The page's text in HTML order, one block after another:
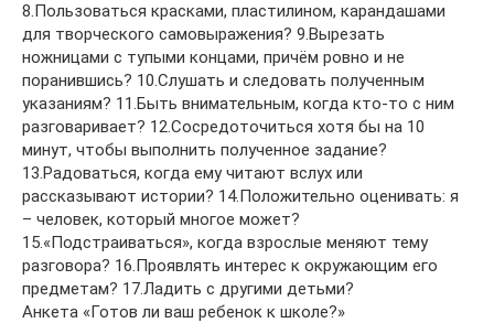
8.Пользоваться красками, пластилином, карандашами
для творческого самовыражения? 9.Вырезать
ножницами с тупыми концами, причём ровно и не
поранившись? 10.Слушать и следовать полученным
указаниям? 11.Быть внимательным, когда кто-то с ним
разговаривает? 12.Сосредоточиться хотя бы на 10
минут, чтобы выполнить полученное задание?
13.Радоваться, когда ему читают вслух или
рассказывают истории? 14.Положительно оценивать: я
– человек, который многое может?
15.«Подстраиваться», когда взрослые меняют тему
разговора? 16.Проявлять интерес к окружающим его
предметам? 17.Ладить с другими детьми?
Анкета «Готов ли ваш ребенок к школе?»